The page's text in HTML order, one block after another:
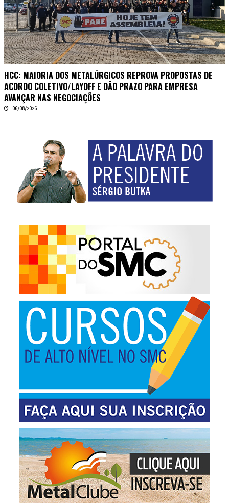
HCC: MAIORIA DOS METALÚRGICOS REPROVA PROPOSTAS DE
ACORDO COLETIVO/LAYOFF E DÃO PRAZO PARA EMPRESA
AVANÇAR NAS NEGOCIAÇÕES
06/08/2026